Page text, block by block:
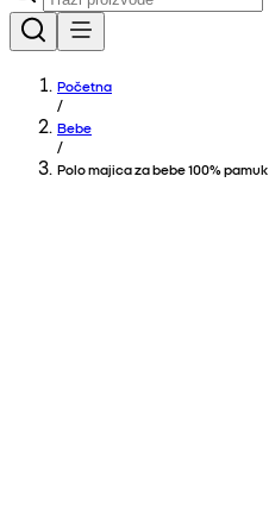
Početna
/
Bebe
/
Polo majica za bebe 100% pamuk